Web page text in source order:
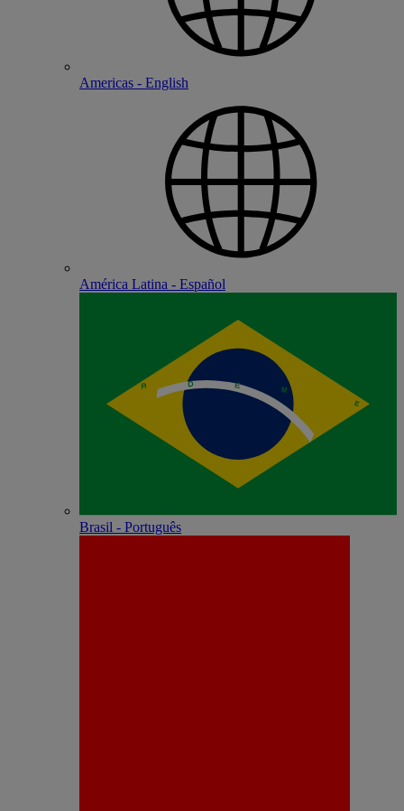
Americas - English
América Latina - Español
Brasil - Português